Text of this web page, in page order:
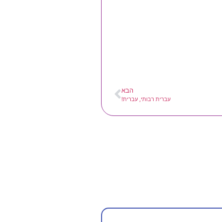
הבא
עברית רבותי, עברית!